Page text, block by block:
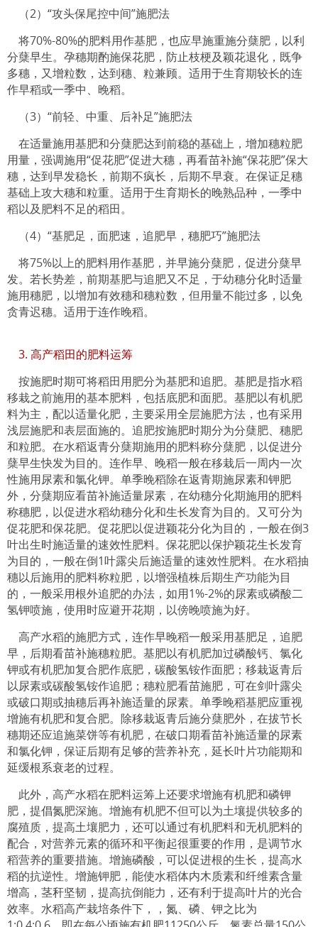
（2）“攻头保尾控中间”施肥法
将70%-80%的肥料用作基肥，也应早施重施分蘖肥，以利
分蘖早生。孕穗期酌施保花肥，防止枝梗及颖花退化，既争
多穗，又增粒数，达到穗、粒兼顾。适用于生育期较长的连
作早稻或一季中、晚稻。
（3）“前轻、中重、后补足”施肥法
在适量施用基肥和分蘖肥达到前稳的基础上，增加穗粒肥
用量，强调施用“促花肥”促进大穗，再看苗补施“保花肥”保大
穗，达到早发稳长，前期不疯长，后期不早衰。在保证足穗
基础上攻大穗和粒重。适用于生育期长的晚熟品种，一季中
稻以及肥料不足的稻田。
（4）“基肥足，面肥速，追肥早，穗肥巧”施肥法
将75%以上的肥料用作基肥，并早施分蘖肥，促进分蘖早
发。若长势差，前期基肥与追肥又不足，于幼穗分化时适量
施用穗肥，以增加有效穗和穗粒数，但用量不能过多，以免
贪青迟穗。适用于连作晚稻。
3. 高产稻田的肥料运筹
按施肥时期可将稻田用肥分为基肥和追肥。基肥是指水稻
移栽之前施用的基本肥料，包括底肥和面肥。基肥以有机肥
料为主，配以适量化肥，主要采用全层施肥方法，也有采用
浅层施肥和表层面施的。追肥按施肥时期分为分蘖肥、穗肥
和粒肥。在水稻返青分蘖期施用的肥料称分蘖肥，以促进分
蘖早生快发为目的。连作早、晚稻一般在移栽后一周内一次
性施用尿素和氯化钾。单季晚稻除在返青期施尿素和钾肥
外，分蘖期应看苗补施适量尿素，在幼穗分化期施用的肥料
称穗肥，以促进水稻幼穗分化和生长发育为目的。又可分为
促花肥和保花肥。促花肥以促进颖花分化为目的，一般在倒3
叶出生时施适量的速效性肥料。保花肥以保护颖花生长发育
为目的，一般在倒1叶露尖后施适量的速效性肥料。在水稻抽
穗以后施用的肥料称粒肥，以增强植株后期生产功能为目
的，一般采用根外追肥的办法，如用1%-2%的尿素或磷酸二
氢钾喷施，使用时应避开花期，以傍晚喷施为好。
高产水稻的施肥方式，连作早晚稻一般采用基肥足，追肥
早，后期看苗补施穗粒肥。基肥以有机肥加过磷酸钙、氯化
钾或有机肥加复合肥作底肥，碳酸氢铵作面肥；移栽返青后
以尿素或碳酸氢铵作追肥；穗粒肥看苗施肥，可在剑叶露尖
或破口期或抽穗后再补施适量的尿素。单季晚稻基肥应重视
增施有机肥和复合肥。除移栽返青后施分蘖肥外，在拔节长
穗期还应追施菜饼等有机肥，在破口期看苗补施适量的尿素
和氯化钾，保证后期有足够的营养补充，延长叶片功能期和
延缓根系衰老的过程。
此外，高产水稻在肥料运筹上还要求增施有机肥和磷钾
肥，提倡氮肥深施。增施有机肥不但可以为土壤提供较多的
腐殖质，提高土壤肥力，还可以通过有机肥料和无机肥料的
配合，对营养元素的循环和平衡起很重要的作用，是调节水
稻营养的重要措施。增施磷酸，可以促进根的生长，提高水
稻的抗逆性。增施钾肥，能使水稻体内木质素和纤维素含量
增高，茎秆坚韧，提高抗倒能力，还有利于提高叶片的光合
效率。水稻高产栽培条件下，，氮、磷、钾之比为